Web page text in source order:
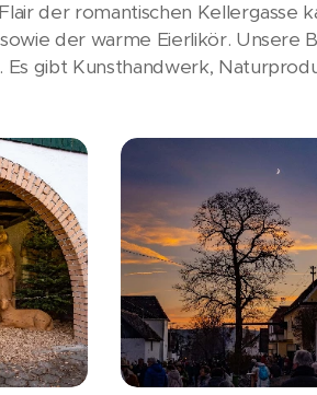
der romantischen Kellergasse
der warme Eierlikör. Unsere
gibt Kunsthandwerk,